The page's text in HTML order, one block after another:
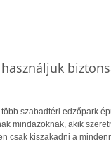
szabadtéri edzőpark
mindazoknak, akik
csak kiszakadni a